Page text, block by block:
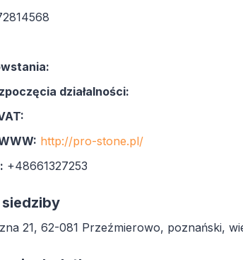
działalności:
http://pro-stone.pl/
+48661327253
21, 62-081 Przeźmierowo, poznański,